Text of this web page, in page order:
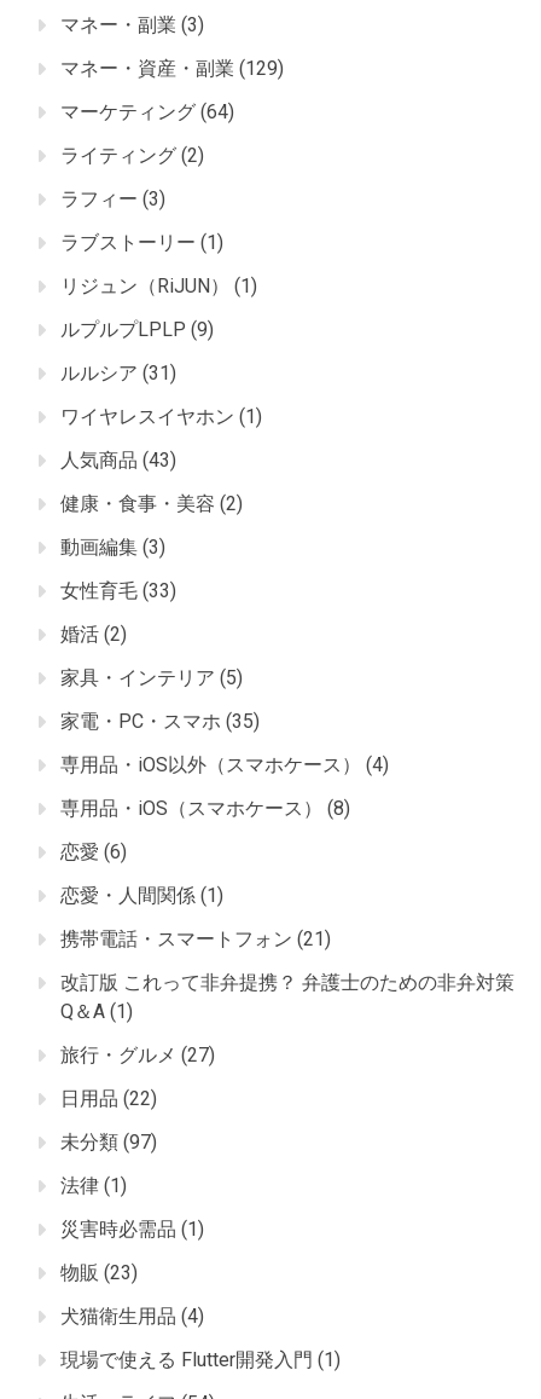
マネー・副業 (3)
マネー・資産・副業 (129)
マーケティング (64)
ライティング (2)
ラフィー (3)
ラブストーリー (1)
リジュン（RiJUN）
(1)
ルプルプLPLP (9)
ルルシア (31)
ワイヤレスイヤホン (1)
人気商品 (43)
健康・食事・美容 (2)
動画編集 (3)
女性育毛 (33)
婚活 (2)
家具・インテリア (5)
家電・PC・スマホ (35)
専用品・iOS以外（スマホケース）
(4)
専用品・iOS（スマホケース）
(8)
恋愛 (6)
恋愛・人間関係 (1)
携帯電話・スマートフォン (21)
改訂版 これって非弁提携？ 弁護士のための非弁対策
Q＆A (1)
旅行・グルメ (27)
日用品 (22)
未分類 (97)
法律 (1)
災害時必需品 (1)
物販 (23)
犬猫衛生用品 (4)
現場で使える Flutter開発入門 (1)